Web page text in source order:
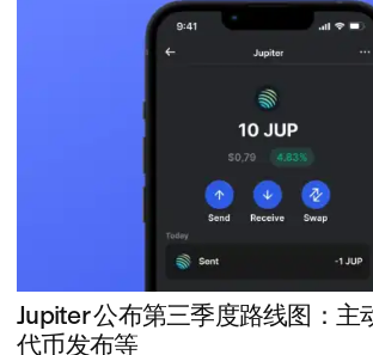
Jupiter 公布第三季度路线图：主
代币发布等